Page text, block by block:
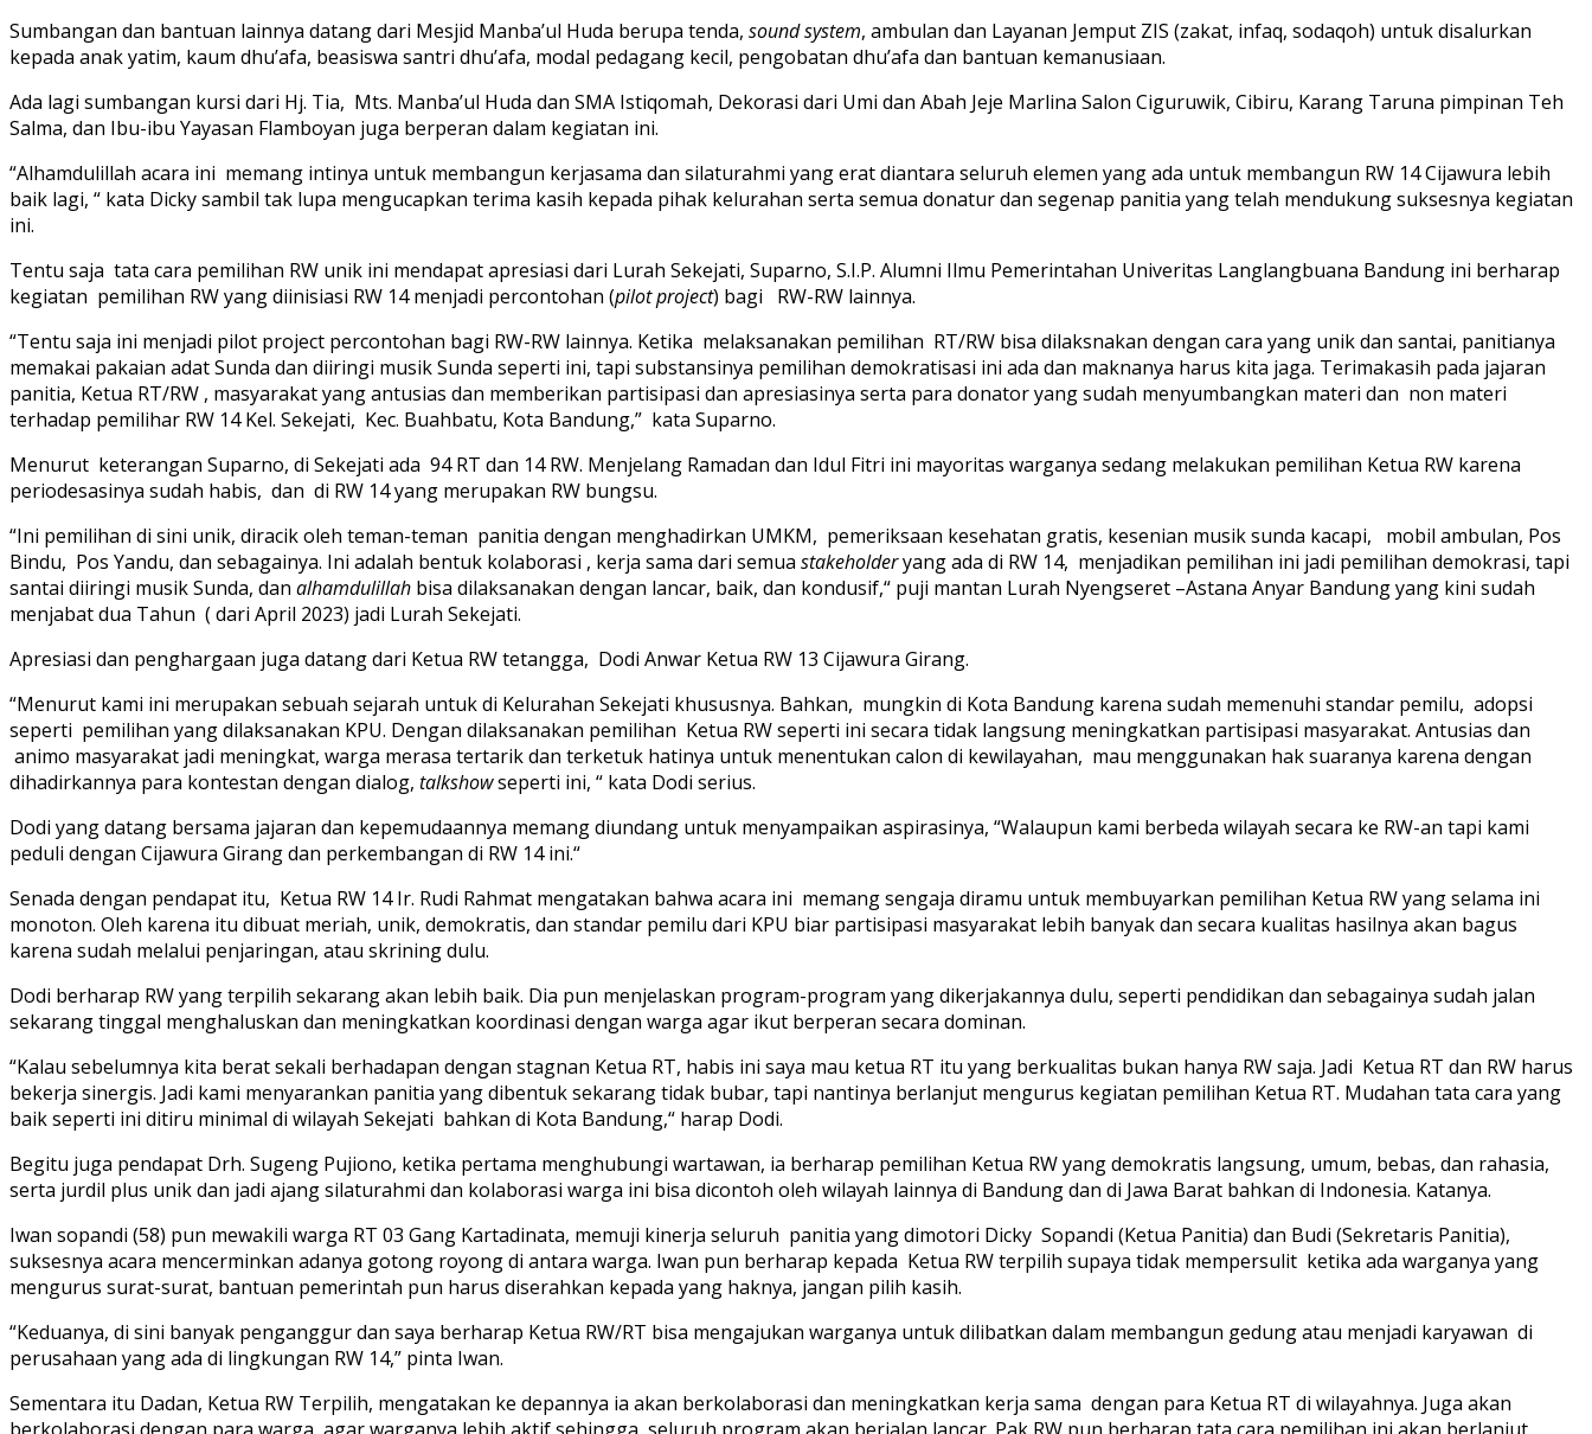
Sumbangan dan bantuan lainnya datang dari Mesjid Manba’ul Huda berupa tenda, sound system, ambulan dan Layanan Jemput ZIS (zakat, infaq, sodaqoh) untuk disalurkan
kepada anak yatim, kaum dhu’afa, beasiswa santri dhu’afa, modal pedagang kecil, pengobatan dhu’afa dan bantuan kemanusiaan.
Ada lagi sumbangan kursi dari Hj. Tia, Mts. Manba’ul Huda dan SMA Istiqomah, Dekorasi dari Umi dan Abah Jeje Marlina Salon Ciguruwik, Cibiru, Karang Taruna pimpinan Teh
Salma, dan Ibu-ibu Yayasan Flamboyan juga berperan dalam kegiatan ini.
“Alhamdulillah acara ini memang intinya untuk membangun kerjasama dan silaturahmi yang erat diantara seluruh elemen yang ada untuk membangun RW 14 Cijawura lebih
baik lagi, “ kata Dicky sambil tak lupa mengucapkan terima kasih kepada pihak kelurahan serta semua donatur dan segenap panitia yang telah mendukung suksesnya kegiatan
ini.
Tentu saja tata cara pemilihan RW unik ini mendapat apresiasi dari Lurah Sekejati, Suparno, S.I.P. Alumni Ilmu Pemerintahan Univeritas Langlangbuana Bandung ini berharap
kegiatan pemilihan RW yang diinisiasi RW 14 menjadi percontohan (pilot project) bagi RW-RW lainnya.
“Tentu saja ini menjadi pilot project percontohan bagi RW-RW lainnya. Ketika melaksanakan pemilihan RT/RW bisa dilaksnakan dengan cara yang unik dan santai, panitianya
memakai pakaian adat Sunda dan diiringi musik Sunda seperti ini, tapi substansinya pemilihan demokratisasi ini ada dan maknanya harus kita jaga. Terimakasih pada jajaran
panitia, Ketua RT/RW , masyarakat yang antusias dan memberikan partisipasi dan apresiasinya serta para donator yang sudah menyumbangkan materi dan non materi
terhadap pemilihar RW 14 Kel. Sekejati, Kec. Buahbatu, Kota Bandung,” kata Suparno.
Menurut keterangan Suparno, di Sekejati ada 94 RT dan 14 RW. Menjelang Ramadan dan Idul Fitri ini mayoritas warganya sedang melakukan pemilihan Ketua RW karena
periodesasinya sudah habis, dan di RW 14 yang merupakan RW bungsu.
“Ini pemilihan di sini unik, diracik oleh teman-teman panitia dengan menghadirkan UMKM, pemeriksaan kesehatan gratis, kesenian musik sunda kacapi, mobil ambulan, Pos
Bindu, Pos Yandu, dan sebagainya. Ini adalah bentuk kolaborasi , kerja sama dari semua stakeholderyang ada di RW 14, menjadikan pemilihan ini jadi pemilihan demokrasi, tapi
santai diiringi musik Sunda, dan alhamdulillah bisa dilaksanakan dengan lancar, baik, dan kondusif,“ puji mantan Lurah Nyengseret –Astana Anyar Bandung yang kini sudah
menjabat dua Tahun ( dari April 2023) jadi Lurah Sekejati.
Apresiasi dan penghargaan juga datang dari Ketua RW tetangga, Dodi Anwar Ketua RW 13 Cijawura Girang.
“Menurut kami ini merupakan sebuah sejarah untuk di Kelurahan Sekejati khususnya. Bahkan, mungkin di Kota Bandung karena sudah memenuhi standar pemilu, adopsi
seperti pemilihan yang dilaksanakan KPU. Dengan dilaksanakan pemilihan Ketua RW seperti ini secara tidak langsung meningkatkan partisipasi masyarakat. Antusias dan
animo masyarakat jadi meningkat, warga merasa tertarik dan terketuk hatinya untuk menentukan calon di kewilayahan, mau menggunakan hak suaranya karena dengan
dihadirkannya para kontestan dengan dialog, talkshowseperti ini, “ kata Dodi serius.
Dodi yang datang bersama jajaran dan kepemudaannya memang diundang untuk menyampaikan aspirasinya, “Walaupun kami berbeda wilayah secara ke RW-an tapi kami
peduli dengan Cijawura Girang dan perkembangan di RW 14 ini.“
Senada dengan pendapat itu, Ketua RW 14 Ir. Rudi Rahmat mengatakan bahwa acara ini memang sengaja diramu untuk membuyarkan pemilihan Ketua RW yang selama ini
monoton. Oleh karena itu dibuat meriah, unik, demokratis, dan standar pemilu dari KPU biar partisipasi masyarakat lebih banyak dan secara kualitas hasilnya akan bagus
karena sudah melalui penjaringan, atau skrining dulu.
Dodi berharap RW yang terpilih sekarang akan lebih baik. Dia pun menjelaskan program-program yang dikerjakannya dulu, seperti pendidikan dan sebagainya sudah jalan
sekarang tinggal menghaluskan dan meningkatkan koordinasi dengan warga agar ikut berperan secara dominan.
“Kalau sebelumnya kita berat sekali berhadapan dengan stagnan Ketua RT, habis ini saya mau ketua RT itu yang berkualitas bukan hanya RW saja. Jadi Ketua RT dan RW harus
bekerja sinergis. Jadi kami menyarankan panitia yang dibentuk sekarang tidak bubar, tapi nantinya berlanjut mengurus kegiatan pemilihan Ketua RT. Mudahan tata cara yang
baik seperti ini ditiru minimal di wilayah Sekejati bahkan di Kota Bandung,“ harap Dodi.
Begitu juga pendapat Drh. Sugeng Pujiono, ketika pertama menghubungi wartawan, ia berharap pemilihan Ketua RW yang demokratis langsung, umum, bebas, dan rahasia,
serta jurdil plus unik dan jadi ajang silaturahmi dan kolaborasi warga ini bisa dicontoh oleh wilayah lainnya di Bandung dan di Jawa Barat bahkan di Indonesia. Katanya.
Iwan sopandi (58) pun mewakili warga RT 03 Gang Kartadinata, memuji kinerja seluruh panitia yang dimotori Dicky Sopandi (Ketua Panitia) dan Budi (Sekretaris Panitia),
suksesnya acara mencerminkan adanya gotong royong di antara warga. Iwan pun berharap kepada Ketua RW terpilih supaya tidak mempersulit ketika ada warganya yang
mengurus surat-surat, bantuan pemerintah pun harus diserahkan kepada yang haknya, jangan pilih kasih.
“Keduanya, di sini banyak penganggur dan saya berharap Ketua RW/RT bisa mengajukan warganya untuk dilibatkan dalam membangun gedung atau menjadi karyawan di
perusahaan yang ada di lingkungan RW 14,” pinta Iwan.
Sementara itu Dadan, Ketua RW Terpilih, mengatakan ke depannya ia akan berkolaborasi dan meningkatkan kerja sama dengan para Ketua RT di wilayahnya. Juga akan